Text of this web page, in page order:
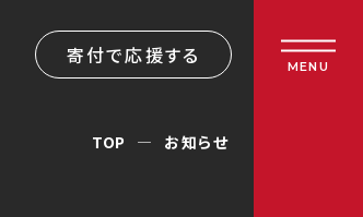
寄付で応援する MENU
TOP お知らせ